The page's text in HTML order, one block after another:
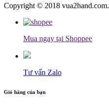
Copyright © 2018 vua2hand.com.
Mua ngay tại Shoppee
Tư vấn Zalo
Giỏ hàng của bạn